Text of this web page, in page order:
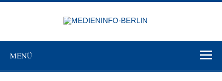
Zum
MENÜ